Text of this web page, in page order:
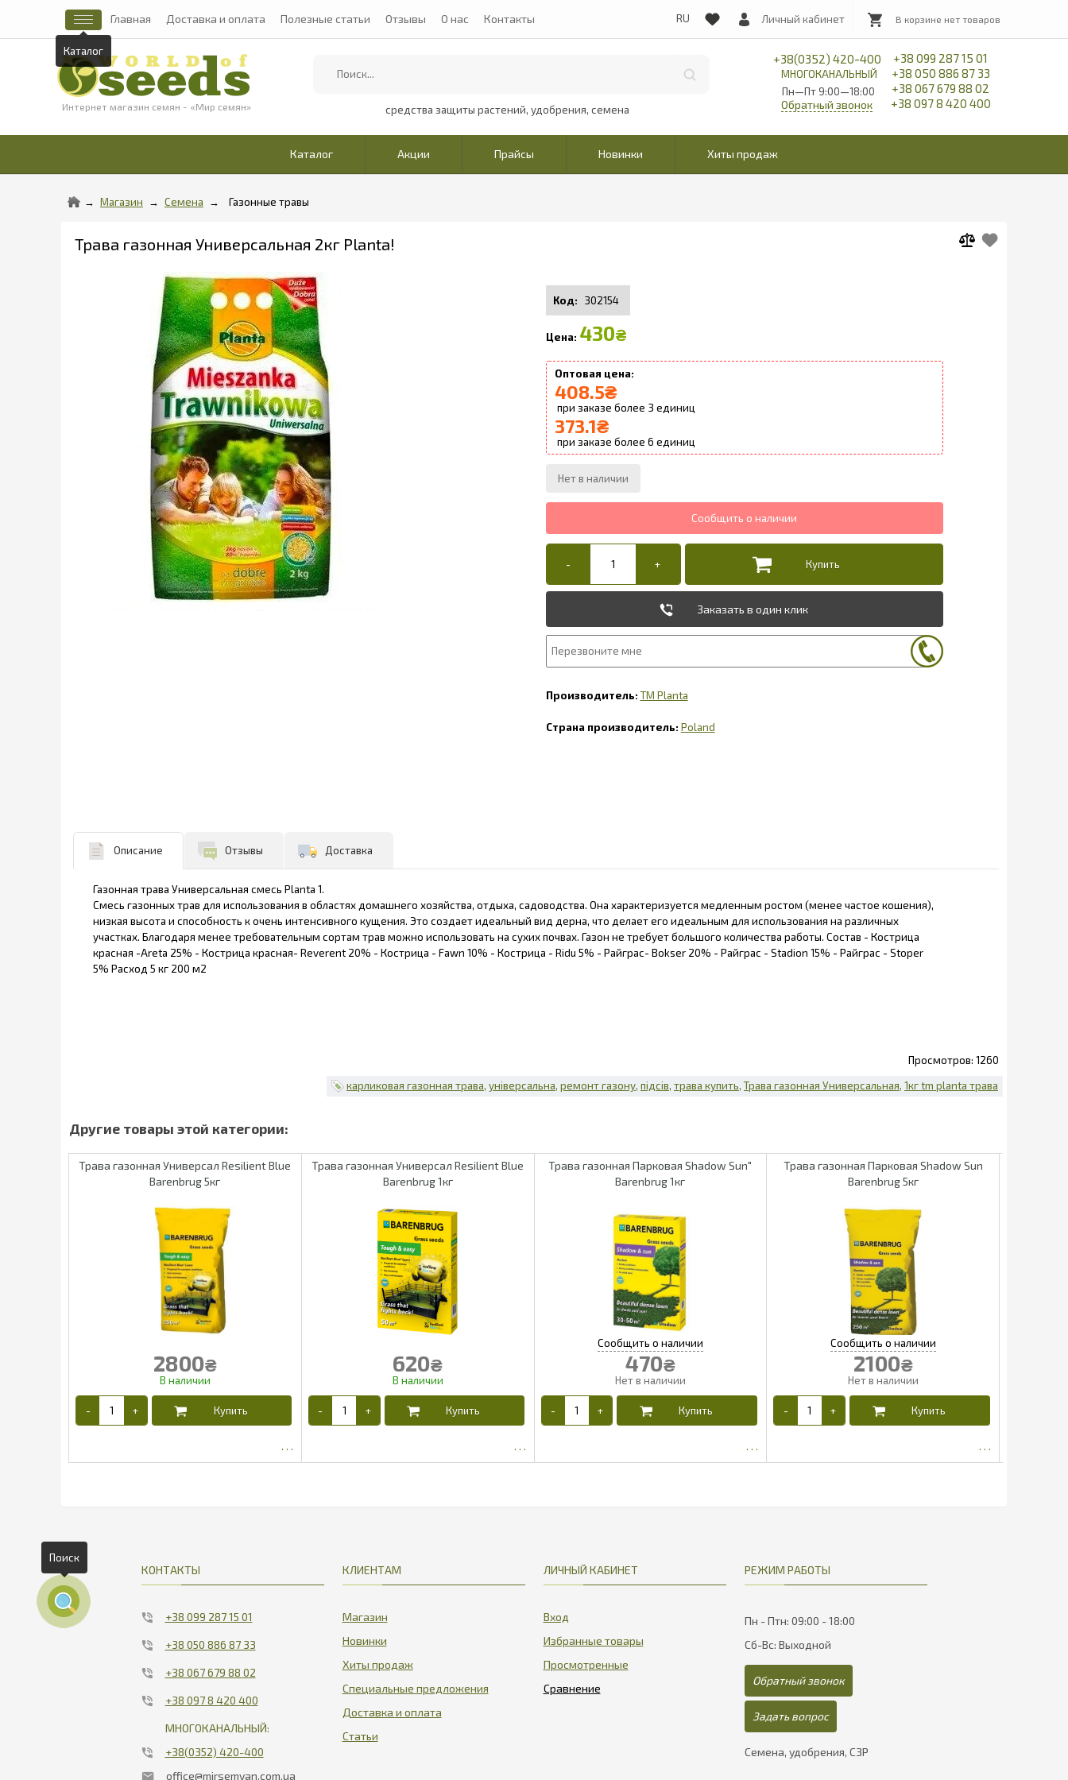
Каталог
Главная Доставка и оплата Полезные статьи Отзывы О нас Контакты Личный кабинет
Интернет магазин семян - «Мир семян» средства защиты растений, удобрения, семена
+38(0352) 420-400
МНОГОКАНАЛЬНЫЙ
Пн—Пт 9:00—18:00
+38 099 287 15 01
+38 050 886 87 33
+38 067 679 88 02
+38 097 8 420 400
Обратный звонок
Каталог Акции Прайсы Новинки Хиты продаж
Магазин Семена Газонные травы
Трава газонная Универсальная 2кг Planta!
302154
430₴
408.5₴
3
373.1₴
6
Заказать в один клик
TM Planta
Poland
Описание Отзывы Доставка
Газонная трава Универсальная смесь Planta 1.
Смесь газонных трав для использования в областях домашнего хозяйства, отдыха, садоводства. Она характеризуется медленным ростом (менее частое кошения),
низкая высота и способность к очень интенсивного кущения. Это создает идеальный вид дерна, что делает его идеальным для использования на различных
участках. Благодаря менее требовательным сортам трав можно использовать на сухих почвах. Газон не требует большого количества работы. Состав - Кострица
красная -Areta 25% - Кострица красная- Reverent 20% - Кострица - Fawn 10% - Кострица - Ridu 5% - Райграс- Bokser 20% - Райграс - Stadion 15% - Райграс - Stoper
5% Расход 5 кг 200 м2
1260
карликовая газонная трава універсальна ремонт газону підсів трава купить Трава газонная Универсальная 1кг tm planta трава
Трава газонная Универсал Resilient Blue
Barenbrug 5кг
2800₴
Трава газонная Универсал Resilient Blue
Barenbrug 1кг
620₴
Трава газонная Парковая Shadow Sun"
Barenbrug 1кг
470₴
Трава газонная Парковая Shadow Sun
Barenbrug 5кг
2100₴
КОНТАКТЫ
+38 099 287 15 01
+38 050 886 87 33
+38 067 679 88 02
+38 097 8 420 400
МНОГОКАНАЛЬНЫЙ:
+38(0352) 420-400
office@mirsemyan.com.ua
КЛИЕНТАМ
Магазин
Новинки
Хиты продаж
Специальные предложения
Доставка и оплата
Статьи
ЛИЧНЫЙ КАБИНЕТ
Вход
Избранные товары
Просмотренные
РЕЖИМ РАБОТЫ
Пн - Птн: 09:00 - 18:00
Сб-Вс: Выходной
Обратный звонок
Задать вопрос
Семена, удобрения, СЗР
Поиск